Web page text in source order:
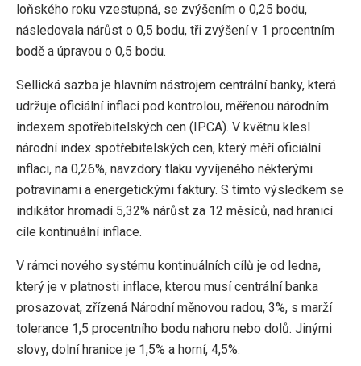
loňského roku vzestupná, se zvýšením o 0,25 bodu,
následovala nárůst o 0,5 bodu, tři zvýšení v 1 procentním
bodě a úpravou o 0,5 bodu.
Sellická sazba je hlavním nástrojem centrální banky, která
udržuje oficiální inflaci pod kontrolou, měřenou národním
indexem spotřebitelských cen (IPCA). V květnu klesl
národní index spotřebitelských cen, který měří oficiální
inflaci, na 0,26%, navzdory tlaku vyvíjeného některými
potravinami a energetickými faktury. S tímto výsledkem se
indikátor hromadí 5,32% nárůst za 12 měsíců, nad hranicí
cíle kontinuální inflace.
V rámci nového systému kontinuálních cílů je od ledna,
který je v platnosti inflace, kterou musí centrální banka
prosazovat, zřízená Národní měnovou radou, 3%, s marží
tolerance 1,5 procentního bodu nahoru nebo dolů. Jinými
slovy, dolní hranice je 1,5% a horní, 4,5%.